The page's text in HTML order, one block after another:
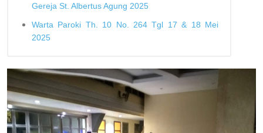
Gereja St. Albertus Agung 2025
Warta Paroki Th. 10 No. 264 Tgl 17 & 18 Mei
2025